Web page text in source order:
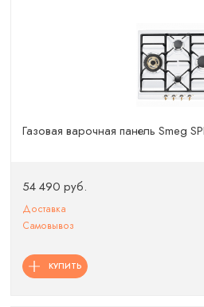
Газовая варочная панель Smeg
54 490 руб.
Доставка
Самовывоз
КУПИТЬ